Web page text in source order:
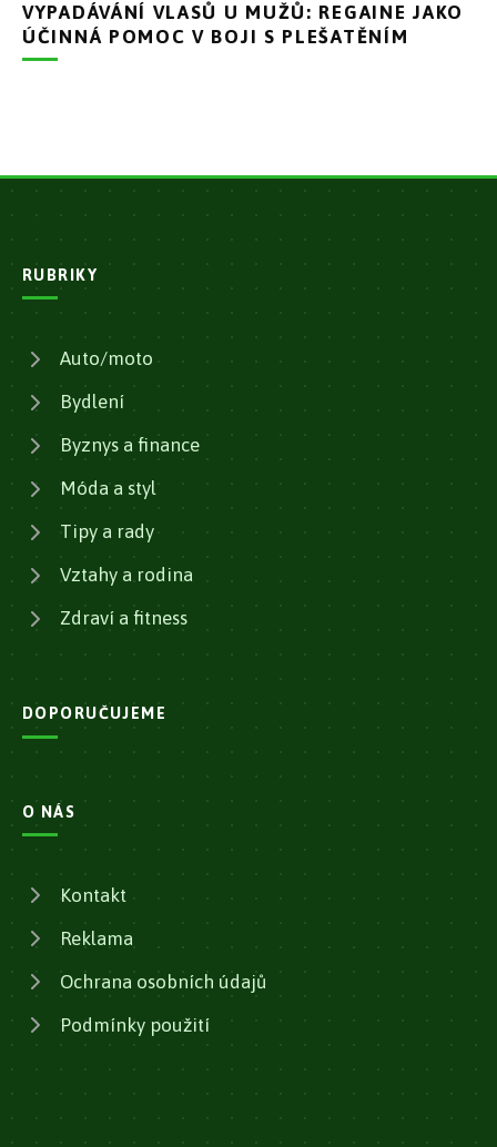
VYPADÁVÁNÍ VLASŮ U MUŽŮ: REGAINE JAKO
ÚČINNÁ POMOC V BOJI S PLEŠATĚNÍM
RUBRIKY
Auto/moto
Bydlení
Byznys a finance
Móda a styl
Tipy a rady
Vztahy a rodina
Zdraví a fitness
DOPORUČUJEME
O NÁS
Kontakt
Reklama
Ochrana osobních údajů
Podmínky použití